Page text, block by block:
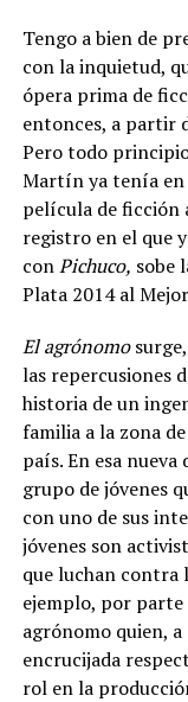
Tengo a bien de
con la inquietud,
ópera prima de
entonces, a partir
Pero todo
Martín ya tenía en
película de ficción
registro en el que
conPichuco, sobe
Plata 2014 al
El agrónomo
las repercusiones
historia de un
familia a la zona
país. En esa
grupo de jóvenes
con uno de sus
jóvenes son
que luchan contra
ejemplo, por parte
agrónomo quien,
encrucijada
rol en la